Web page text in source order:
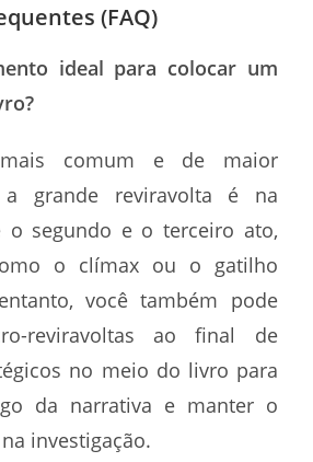
(FAQ)
ideal para colocar um
comum e de maior
grande reviravolta é na
o segundo e o terceiro ato,
o clímax ou o gatilho
você também pode
reviravoltas ao final de
no meio do livro para
da narrativa e manter o
investigação.